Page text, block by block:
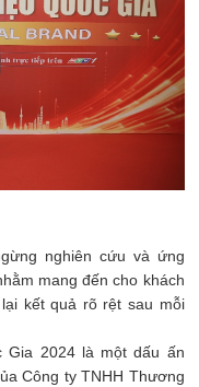
nghiên cứu và ứng
mang đến cho khách
kết quả rõ rệt sau mỗi
Gia 2024 là một dấu ấn
Công ty TNHH Thương